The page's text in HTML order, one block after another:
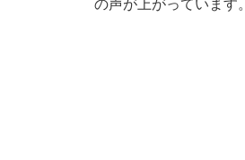
の声が上がっています。